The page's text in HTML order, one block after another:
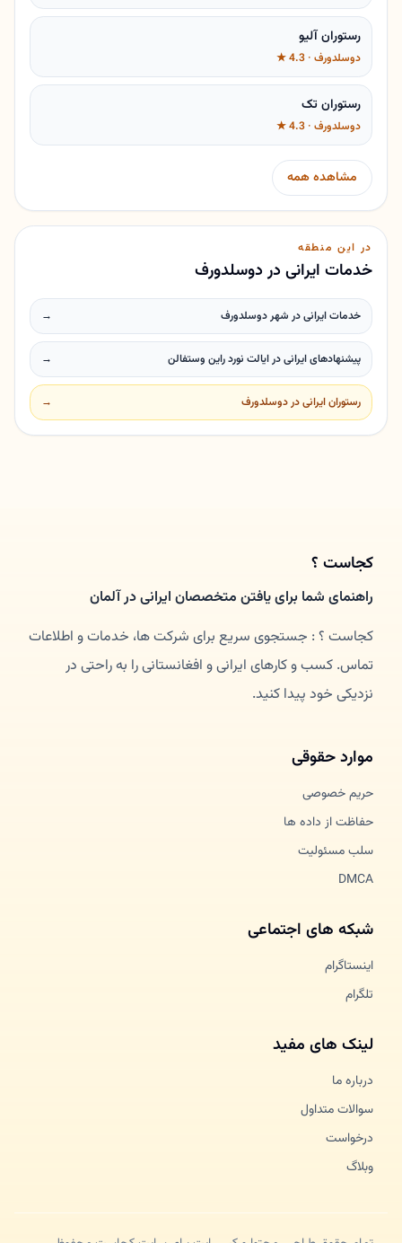
رستوران آلیو
دوسلدورف · 4.3 ★
رستوران تک
دوسلدورف · 4.3 ★
مشاهده همه
در این منطقه
خدمات ایرانی در دوسلدورف
خدمات ایرانی در شهر دوسلدورف →
پیشنهادهای ایرانی در ایالت نورد راین وستفالن →
رستوران ایرانی در دوسلدورف →
کجاست ؟
راهنمای شما برای یافتن متخصصان ایرانی در آلمان
کجاست ؟ : جستجوی سریع برای شرکت ها، خدمات و اطلاعات
تماس. کسب و کارهای ایرانی و افغانستانی را به راحتی در
نزدیکی خود پیدا کنید.
موارد حقوقی
حریم خصوصی
حفاظت از داده ها
سلب مسئولیت
DMCA
شبکه های اجتماعی
اینستاگرام
تلگرام
لینک های مفید
درباره ما
سوالات متداول
درخواست
وبلاگ